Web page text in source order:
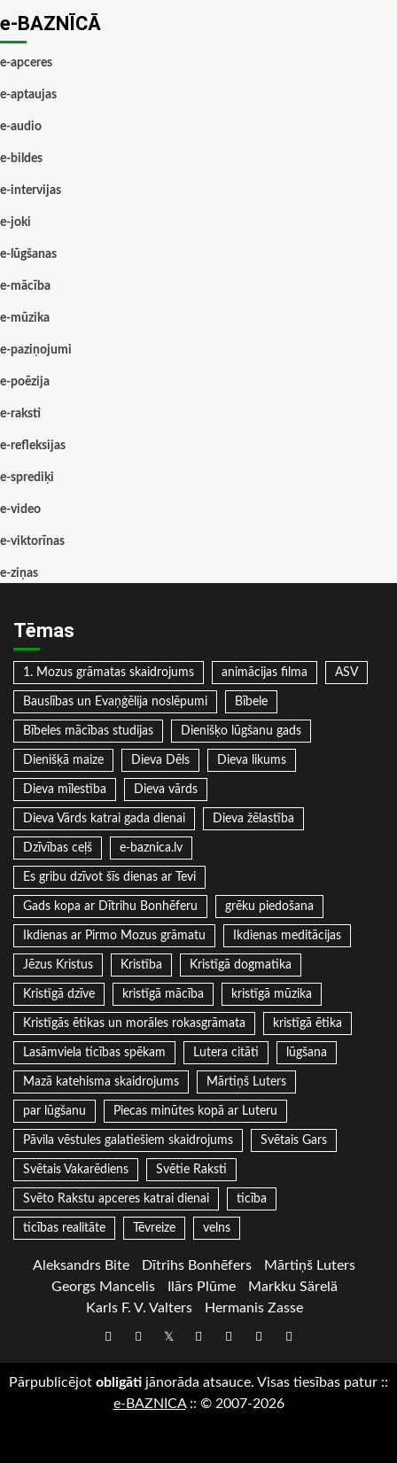
e-BAZNĪCĀ
e-apceres
e-aptaujas
e-audio
e-bildes
e-intervijas
e-joki
e-lūgšanas
e-mācība
e-mūzika
e-paziņojumi
e-poēzija
e-raksti
e-refleksijas
e-sprediķi
e-video
e-viktorīnas
e-ziņas
Tēmas
1. Mozus grāmatas skaidrojums animācijas filma ASV
Bauslības un Evaņģēlija noslēpumi Bībele
Bībeles mācības studijas Dienišķo lūgšanu gads
Dienišķā maize Dieva Dēls Dieva likums
Dieva mīlestība Dieva vārds
Dieva Vārds katrai gada dienai Dieva žēlastība
Dzīvības ceļš e-baznica.lv
Es gribu dzīvot šīs dienas ar Tevi
Gads kopa ar Dītrihu Bonhēferu grēku piedošana
Ikdienas ar Pirmo Mozus grāmatu Ikdienas meditācijas
Jēzus Kristus Kristība Kristīgā dogmatika
Kristīgā dzīve kristīgā mācība kristīgā mūzika
Kristīgās ētikas un morāles rokasgrāmata kristīgā ētika
Lasāmviela ticības spēkam Lutera citāti lūgšana
Mazā katehisma skaidrojums Mārtiņš Luters
par lūgšanu Piecas minūtes kopā ar Luteru
Pāvila vēstules galatiešiem skaidrojums Svētais Gars
Svētais Vakarēdiens Svētie Raksti
Svēto Rakstu apceres katrai dienai ticība
ticības realitāte Tēvreize velns
Aleksandrs Bite Dītrihs Bonhēfers
Mārtiņš Luters
Georgs Mancelis
Ilārs Plūme
Markku Särelä
Karls F. V. Valters
Hermanis Zasse
Draugiem
Facebook
TwitterInstagram
LinkedInwhatsapp
RSS
Pārpublicējot obligāti jānorāda atsauce. Visas tiesības patur ::
e-BAZNICA:: © 2007-2026